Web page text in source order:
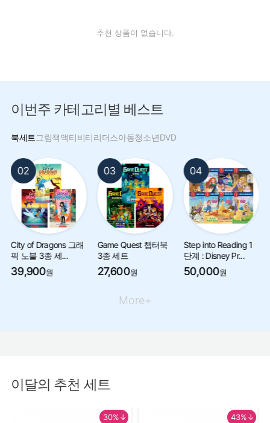
추천 상품이 없습니다.
이번주 카테고리별 베스트
북세트 그림책액티비티리더스아동청소년DVD
02
City of Dragons 그래
픽 노블 3종 세...
39,900원
03
Game Quest 챕터북
3종 세트
27,600원
04
Step into Reading 1
단계 : Disney Pr...
50,000원
More+
이달의 추천 세트
30%↓ 43%↓